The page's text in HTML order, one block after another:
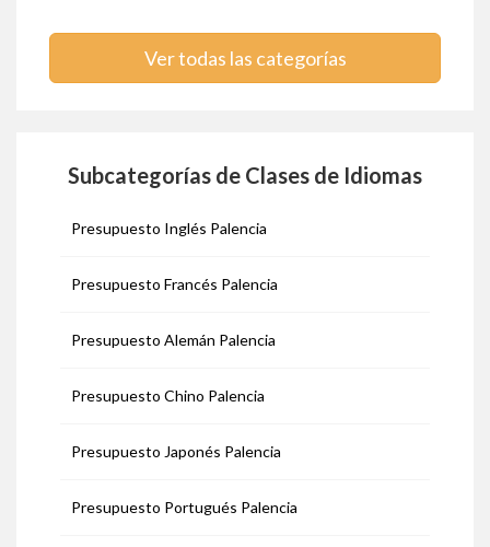
Ver todas las categorías
Subcategorías de Clases de Idiomas
Presupuesto Inglés Palencia
Presupuesto Francés Palencia
Presupuesto Alemán Palencia
Presupuesto Chino Palencia
Presupuesto Japonés Palencia
Presupuesto Portugués Palencia